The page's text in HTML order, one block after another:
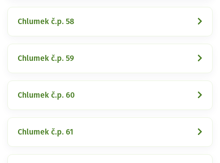
Chlumek č.p. 58
Chlumek č.p. 59
Chlumek č.p. 60
Chlumek č.p. 61